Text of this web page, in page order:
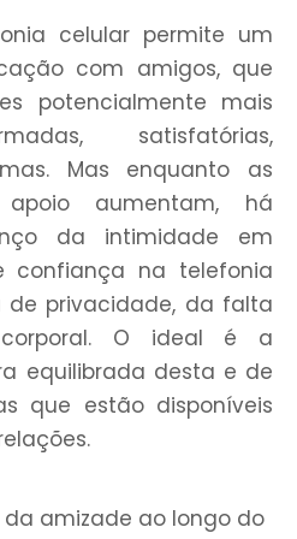
celular permite um
com amigos, que
potencialmente mais
satisfatórias,
Mas enquanto as
apoio aumentam, há
da intimidade em
na telefonia
de privacidade, da falta
O ideal é a
equilibrada desta e de
que estão disponíveis
da amizade ao longo do